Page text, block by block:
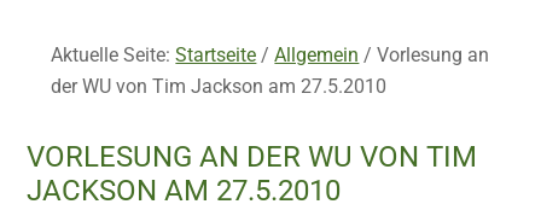
Aktuelle Seite:Startseite / Allgemein / Vorlesung an
der WU von Tim Jackson am 27.5.2010
VORLESUNG AN DER WU VON TIM
JACKSON AM 27.5.2010